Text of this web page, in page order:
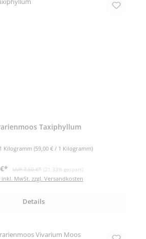
Taxiphyllum
Kilogramm (59,00 € / 1 Kilogramm)
Regulärer Preis:
UVP 7,50 €* (21.33% gespart)
inkl. MwSt. zzgl. Versandkosten
Details